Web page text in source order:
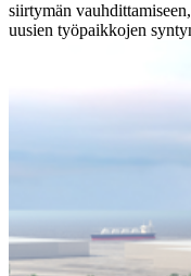
siirtymän
uusien työpaikkojen